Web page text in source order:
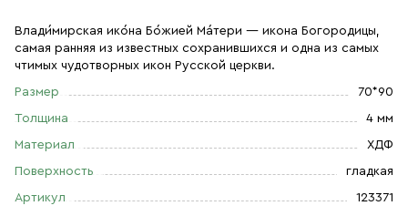
Влади́мирская ико́на Бо́жией Ма́тери — икона Богородицы,
самая ранняя из известных сохранившихся и одна из самых
чтимых чудотворных икон Русской церкви.
Размер 70*90
Толщина 4 мм
Материал ХДФ
Поверхность гладкая
Артикул 123371